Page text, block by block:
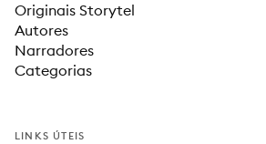
Originais Storytel
Autores
Narradores
Categorias
LINKS ÚTEIS